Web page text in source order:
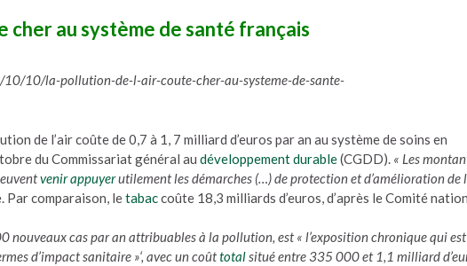
cher au système de santé français
10/la-pollution-de-l-air-coute-cher-au-systeme-de-sante-
de l’air coûte de 0,7 à 1, 7 milliard d’euros par an au système de soins en
du Commissariat général au développement durable(CGDD). « Les
venirappuyerutilement les démarches (…) de protection et d’amélioration de
Par comparaison, letabaccoûte 18,3 milliards d’euros, d’après le Comité
nouveaux cas par an attribuables à la pollution, est« l’exposition chronique qui est
d’impact sanitaire »‘, avec un coûttotal situé entre 335 000 et 1,1 milliard